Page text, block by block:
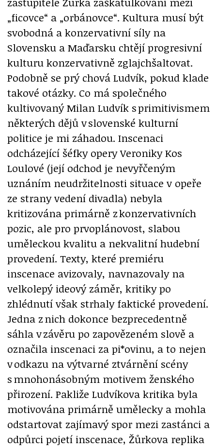
„ficovce“ a „orbánovce“. Kultura musí být
svobodná a konzervativní síly na
Slovensku a Maďarsku chtějí progresivní
kulturu konzervativně zglajchšaltovat.
Podobně se prý chová Ludvík, pokud klade
takové otázky. Co má společného
kultivovaný Milan Ludvík s primitivismem
některých dějů v slovenské kulturní
politice je mi záhadou. Inscenaci
odcházející šéfky opery Veroniky Kos
Loulové (její odchod je nevyřčeným
uznáním neudržitelnosti situace v opeře
ze strany vedení divadla) nebyla
kritizována primárně z konzervativních
pozic, ale pro prvoplánovost, slabou
uměleckou kvalitu a nekvalitní hudební
provedení. Texty, které premiéru
inscenace avizovaly, navnazovaly na
velkolepý ideový záměr, kritiky po
zhlédnutí však strhaly faktické provedení.
Jedna z nich dokonce bezprecedentně
sáhla v závěru po zapovězeném slově a
označila inscenaci za pi*ovinu, a to nejen
v odkazu na výtvarné ztvárnění scény
s mnohonásobným motivem ženského
přirození. Pakliže Ludvíkova kritika byla
motivována primárně umělecky a mohla
odstartovat zajímavý spor mezi zastánci a
odpůrci pojetí inscenace, Žůrkova replika